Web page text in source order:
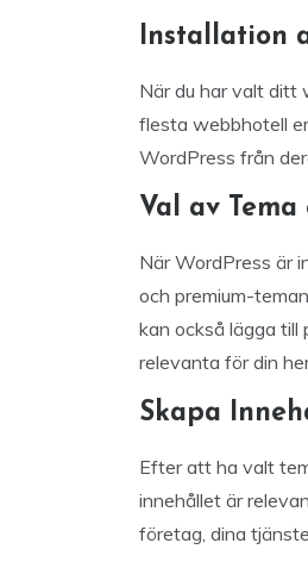
Installation
När du har valt ditt
flesta webbhotell
WordPress från
Val av
När WordPress är
och premium-
kan också lägga till
relevanta för din
Skapa
Efter att ha valt
innehållet är
företag, dina